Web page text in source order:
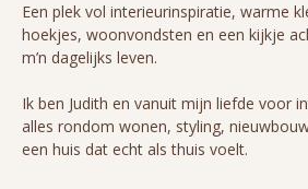
Een plek vol interieurinspiratie, warme
hoekjes, woonvondsten en een kijkje
m’n dagelijks leven.
Ik ben Judith en vanuit mijn liefde voor
alles rondom wonen, styling,
een huis dat echt als thuis voelt.